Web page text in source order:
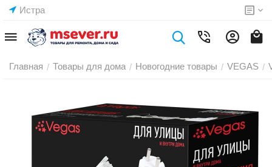
Истра
Главная / Товары для дома / Новогодние товары / VEGAS /